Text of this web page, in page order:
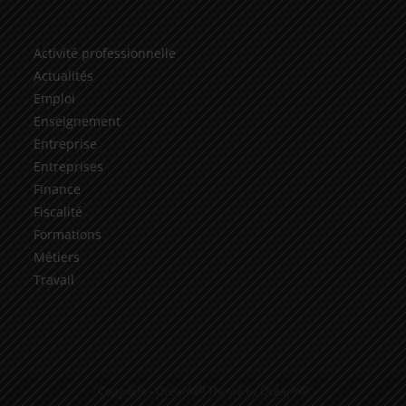
Activité professionnelle
Actualités
Emploi
Enseignement
Entreprise
Entreprises
Finance
Fiscalité
Formations
Métiers
Travail